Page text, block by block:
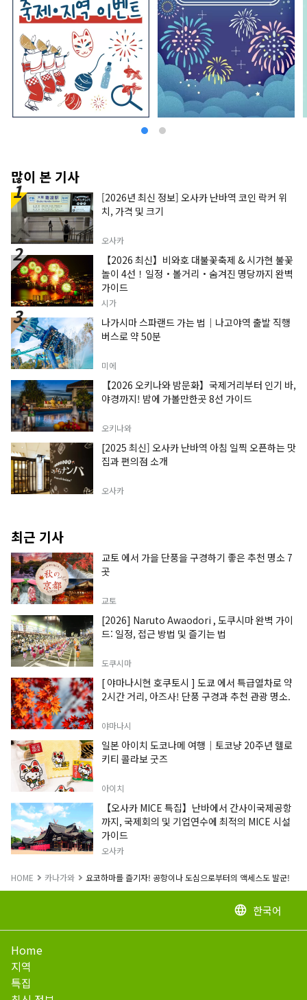
많이 본 기사
[2026년 최신 정보] 오사카 난바역 코인 락커 위
치, 가격 및 크기
오사카
【2026 최신】비와호 대불꽃축제 & 시가현 불꽃
놀이 4선！일정・볼거리・숨겨진 명당까지 완벽
가이드
시가
나가시마 스파랜드 가는 법｜나고야역 출발 직행
버스로 약 50분
미에
【2026 오키나와 밤문화】국제거리부터 인기 바,
야경까지! 밤에 가볼만한곳 8선 가이드
오키나와
[2025 최신] 오사카 난바역 아침 일찍 오픈하는 맛
집과 편의점 소개
오사카
최근 기사
교토 에서 가을 단풍을 구경하기 좋은 추천 명소 7
곳
교토
[2026] Naruto Awaodori , 도쿠시마 완벽 가이
드: 일정, 접근 방법 및 즐기는 법
도쿠시마
[ 야마나시현 호쿠토시 ] 도쿄 에서 특급열차로 약
2시간 거리, 아즈사! 단풍 구경과 추천 관광 명소.
야마나시
일본 아이치 도코나메 여행｜토코냥 20주년 헬로
키티 콜라보 굿즈
아이치
【오사카 MICE 특집】난바에서 간사이국제공항
까지, 국제회의 및 기업연수에 최적의 MICE 시설
가이드
오사카
HOME 카나가와 요코하마를 즐기자! 공항이나 도심으로부터의 액세스도 발군! 「
language 한국어
Home
지역
특집